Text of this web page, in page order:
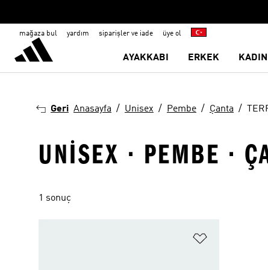
mağaza bul yardım siparişler ve iade üye ol
AYAKKABI ERKEK KADIN
Geri Anasayfa Unisex Pembe Çanta
UNISEX · PEMBE ·
1 sonuç